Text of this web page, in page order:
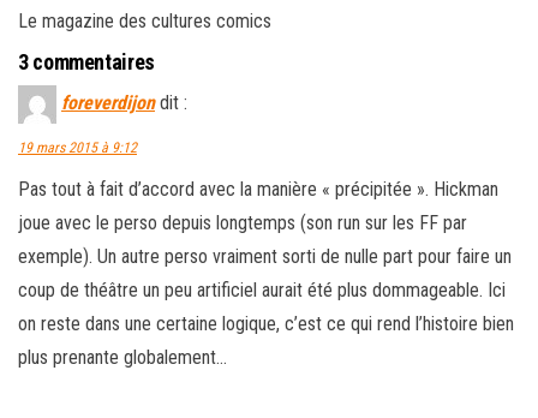
Le magazine des cultures comics
3 commentaires
foreverdijon dit :
19 mars 2015 à 9:12
Pas tout à fait d’accord avec la manière « précipitée ». Hickman
joue avec le perso depuis longtemps (son run sur les FF par
exemple). Un autre perso vraiment sorti de nulle part pour faire un
coup de théâtre un peu artificiel aurait été plus dommageable. Ici
on reste dans une certaine logique, c’est ce qui rend l’histoire bien
plus prenante globalement…